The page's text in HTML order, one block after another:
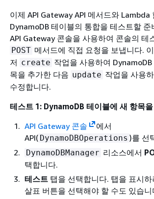
이제 API Gateway API 메서드와 Lambda
DynamoDB 테이블의 통합을 테스트할 준
API Gateway 콘솔을 사용하여 콘솔의 테
POST 메서드에 직접 요청을 보냅니다.
저 create 작업을 사용하여
목을 추가한 다음 update 작업을 사용
수정합니다.
테스트 1: DynamoDB 테이블에 새 항목
API Gateway 콘솔
에서
API( DynamoDBOperations )를 선
DynamoDBManager 리소스에서
택합니다.
테스트 탭을 선택합니다. 탭을 표시
살표 버튼을 선택해야 할 수도 있습니